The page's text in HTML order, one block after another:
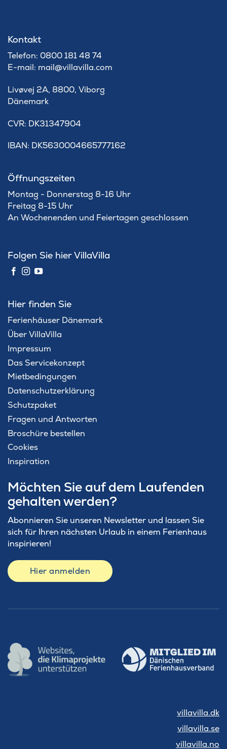
Kontakt
Telefon: 0800 181 48 74
E-mail: mail@villavilla.com
Livøvej 2A, 8800, Viborg
Dänemark
​CVR: DK31347904
IBAN: DK5630004665777162
Öffnungszeiten
Montag - Donnerstag 8-16 Uhr
Freitag 8-15 Uhr
An Wochenenden und Feiertagen geschlossen
Folgen Sie hier VillaVilla
Hier finden Sie
Ferienhäuser Dänemark
Über VillaVilla
Impressum
Das Servicekonzept
Mietbedingungen
Datenschutzerklärung
Schutzpaket
Fragen und Antworten
Broschüre bestellen
Cookies
Inspiration
Möchten Sie auf dem Laufenden
gehalten werden?
Abonnieren Sie unseren Newsletter und lassen Sie
sich für Ihren nächsten Urlaub in einem Ferienhaus
inspirieren!
Hier anmelden
villavilla.dk
villavilla.se
villavilla.no